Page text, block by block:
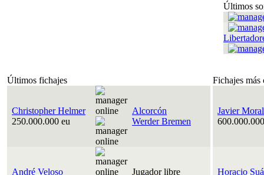
Últimos
Últimos fichajes Fichajes más
Christopher Helmer
250.000.000 eu
Alcorcón
Werder Bremen
Javier
André Veloso
Jugador libre
Horacio